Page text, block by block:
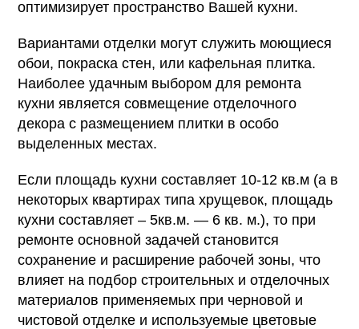
оптимизирует пространство Вашей кухни.
Вариантами отделки могут служить моющиеся
обои, покраска стен, или кафельная плитка.
Наиболее удачным выбором для ремонта
кухни является совмещение отделочного
декора с размещением плитки в особо
выделенных местах.
Если площадь кухни составляет 10-12 кв.м (а в
некоторых квартирах типа хрущевок, площадь
кухни составляет – 5кв.м. — 6 кв. м.), то при
ремонте основной задачей становится
сохранение и расширение рабочей зоны, что
влияет на подбор строительных и отделочных
материалов применяемых при черновой и
чистовой отделке и используемые цветовые